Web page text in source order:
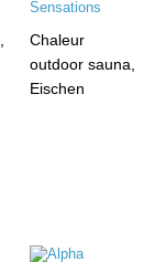
Chaleur
outdoor sauna,
Eischen